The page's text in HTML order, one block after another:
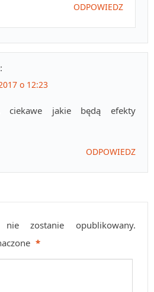
ODPOWIEDZ
o 12:23
ciekawe jakie będą efekty
ODPOWIEDZ
zostanie opublikowany.
*